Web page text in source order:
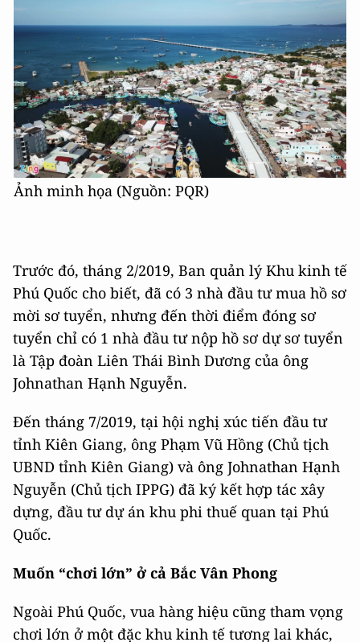
Ảnh minh họa (Nguồn: PQR)
Trước đó, tháng 2/2019, Ban quản lý Khu kinh tế
Phú Quốc cho biết, đã có 3 nhà đầu tư mua hồ sơ
mời sơ tuyển, nhưng đến thời điểm đóng sơ
tuyển chỉ có 1 nhà đầu tư nộp hồ sơ dự sơ tuyển
là Tập đoàn Liên Thái Bình Dương của ông
Johnathan Hạnh Nguyễn.
Đến tháng 7/2019, tại hội nghị xúc tiến đầu tư
tỉnh Kiên Giang, ông Phạm Vũ Hồng (Chủ tịch
UBND tỉnh Kiên Giang) và ông Johnathan Hạnh
Nguyễn (Chủ tịch IPPG) đã ký kết hợp tác xây
dựng, đầu tư dự án khu phi thuế quan tại Phú
Quốc.
Muốn “chơi lớn” ở cả Bắc Vân Phong
Ngoài Phú Quốc, vua hàng hiệu cũng tham vọng
chơi lớn ở một đặc khu kinh tế tương lai khác,